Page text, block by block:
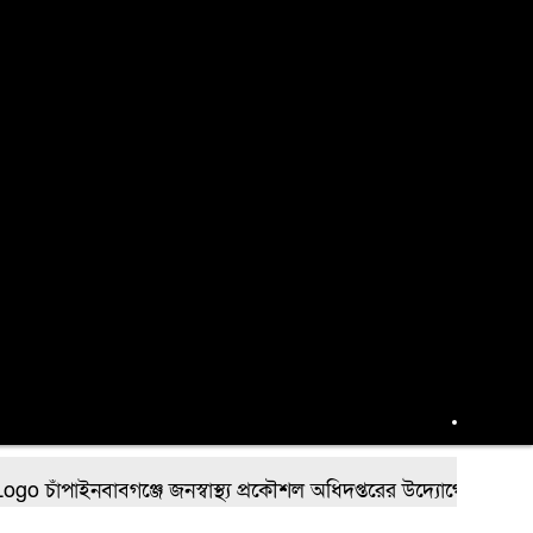
জনস্বাস্থ্য প্রকৌশল অধিদপ্তরের উদ্যোগে জুলাই